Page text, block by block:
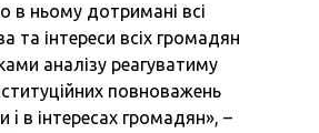
в ньому дотримані всі
та інтереси всіх громадян
аналізу реагуватиму
повноважень
i в інтересах громадян», –